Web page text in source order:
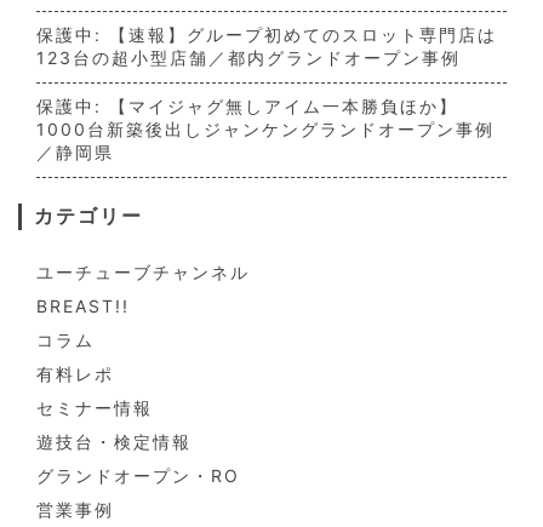
保護中: 【速報】グループ初めてのスロット専門店は
123台の超小型店舗／都内グランドオープン事例
保護中: 【マイジャグ無しアイム一本勝負ほか】
1000台新築後出しジャンケングランドオープン事例
／静岡県
カテゴリー
ユーチューブチャンネル
BREAST!!
コラム
有料レポ
セミナー情報
遊技台・検定情報
グランドオープン・RO
営業事例